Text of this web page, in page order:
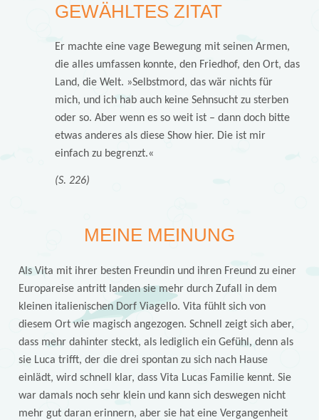
GEWÄHLTES ZITAT
Er machte eine vage Bewegung mit seinen Armen,
die alles umfassen konnte, den Friedhof, den Ort, das
Land, die Welt. »Selbstmord, das wär nichts für
mich, und ich hab auch keine Sehnsucht zu sterben
oder so. Aber wenn es so weit ist – dann doch bitte
etwas anderes als diese Show hier. Die ist mir
einfach zu begrenzt.«
(S. 226)
MEINE MEINUNG
Als Vita mit ihrer besten Freundin und ihren Freund zu einer
Europareise antritt landen sie mehr durch Zufall in dem
kleinen italienischen Dorf Viagello. Vita fühlt sich von
diesem Ort wie magisch angezogen. Schnell zeigt sich aber,
dass mehr dahinter steckt, als lediglich ein Gefühl, denn als
sie Luca trifft, der die drei spontan zu sich nach Hause
einlädt, wird schnell klar, dass Vita Lucas Familie kennt. Sie
war damals noch sehr klein und kann sich deswegen nicht
mehr gut daran erinnern, aber sie hat eine Vergangenheit